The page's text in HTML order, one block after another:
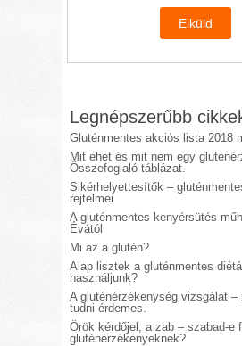
Legnépszerűbb
Gluténmentes akciós lista 2018
Mit ehet és mit nem egy
Összefoglaló táblázat.
Sikérhelyettesítők –
rejtelmei
A gluténmentes kenyérsütés
Évától
Mi az a glutén?
Alap lisztek a gluténmentes
használjunk?
A gluténérzékenység vizsgálat –
tudni érdemes.
Örök kérdőjel, a zab – szabad-e
gluténérzékenyeknek?